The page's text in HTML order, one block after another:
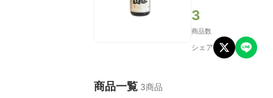
3
商品数
シェア
商品一覧 3商品